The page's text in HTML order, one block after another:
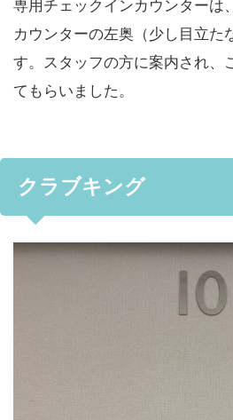
専用チェックインカウンターは
カウンターの左奥（少し目立た
す。スタッフの方に案内され、
てもらいました。
クラブキング